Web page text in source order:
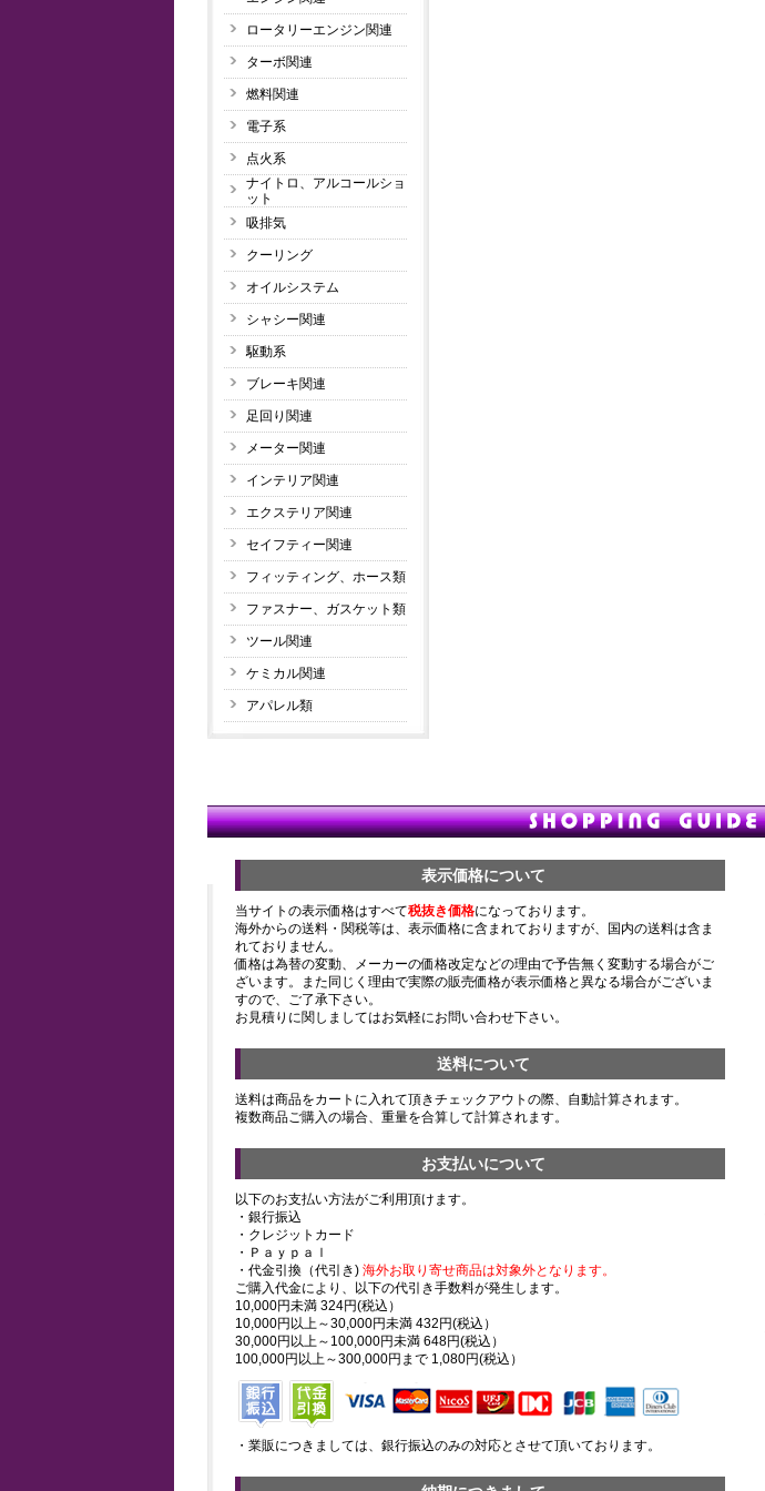
ロータリーエンジン関連
ターボ関連
燃料関連
電子系
点火系
ナイトロ、アルコールショ
ット
吸排気
クーリング
オイルシステム
シャシー関連
駆動系
ブレーキ関連
足回り関連
メーター関連
インテリア関連
エクステリア関連
セイフティー関連
フィッティング、ホース類
ファスナー、ガスケット類
ツール関連
ケミカル関連
アパレル類
表示価格について
当サイトの表示価格はすべて税抜き価格になっております。
海外からの送料・関税等は、表示価格に含まれておりますが、国内の送料は含ま
れておりません。
価格は為替の変動、メーカーの価格改定などの理由で予告無く変動する場合がご
ざいます。また同じく理由で実際の販売価格が表示価格と異なる場合がございま
すので、ご了承下さい。
お見積りに関しましてはお気軽にお問い合わせ下さい。
送料について
送料は商品をカートに入れて頂きチェックアウトの際、自動計算されます。
複数商品ご購入の場合、重量を合算して計算されます。
お支払いについて
以下のお支払い方法がご利用頂けます。
・銀行振込
・クレジットカード
・Ｐａｙｐａｌ
・代金引換（代引き) 海外お取り寄せ商品は対象外となります。
ご購入代金により、以下の代引き手数料が発生します。
10,000円未満 324円(税込）
10,000円以上～30,000円未満 432円(税込）
30,000円以上～100,000円未満 648円(税込）
100,000円以上～300,000円まで 1,080円(税込）
・業販につきましては、銀行振込のみの対応とさせて頂いております。